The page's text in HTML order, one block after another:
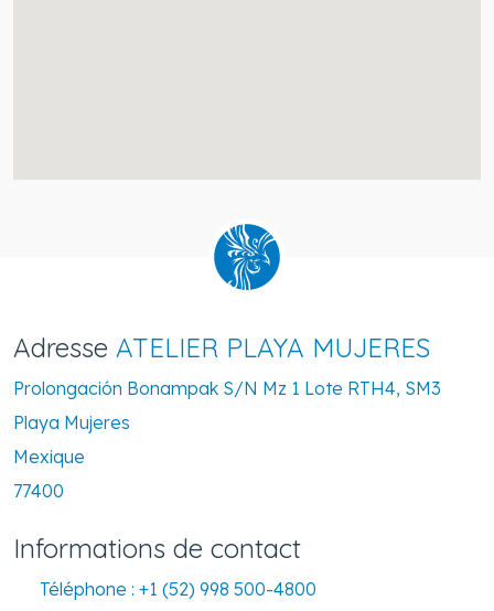
Adresse ATELIER PLAYA MUJERES
Prolongación Bonampak S/N Mz 1 Lote RTH4, SM3
Playa Mujeres
Mexique
77400
Informations de contact
Téléphone : +1 (52) 998 500-4800